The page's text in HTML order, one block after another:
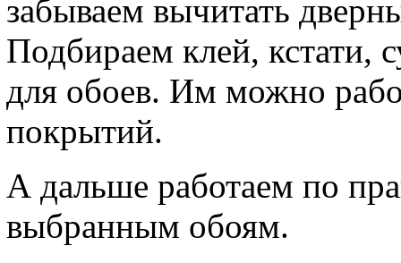
забываем вычитать
Подбираем клей, кстати,
для обоев. Им можно
покрытий.
А дальше работаем по
выбранным обоям.